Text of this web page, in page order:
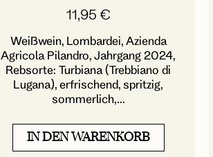
11,95 €
Weißwein, Lombardei, Azienda
Agricola Pilandro, Jahrgang 2024,
Rebsorte: Turbiana (Trebbiano di
Lugana), erfrischend, spritzig,
sommerlich,...
IN DEN WARENKORB